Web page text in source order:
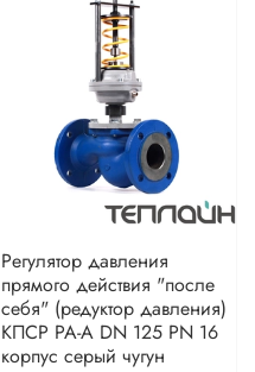
Регулятор давления
прямого действия "после
себя" (редуктор давления)
КПСР РА-А DN 125 PN 16
корпус серый чугун